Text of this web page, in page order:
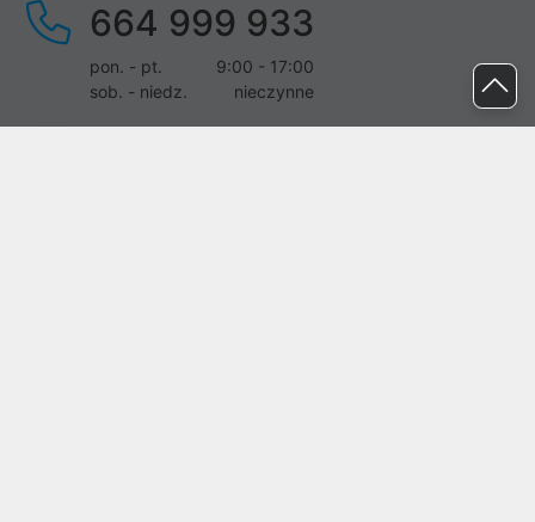
664 999 933
pon. - pt.
9:00 - 17:00
sob. - niedz.
nieczynne